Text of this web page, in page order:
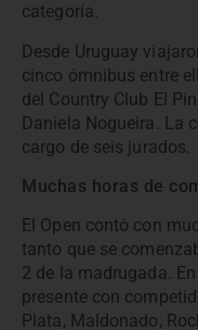
categoría.
Desde Uruguay
cinco ómnibus entre
del Country Club El
Daniela Nogueira. La
cargo de seis jurados.
Muchas horas de
El Open contó con
tanto que se
2 de la madrugada.
presente con
Plata, Maldonado,